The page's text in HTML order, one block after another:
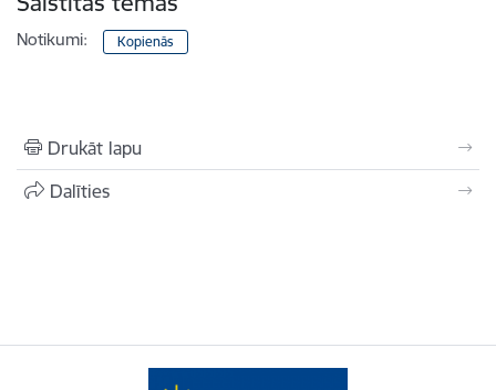
Notikumi: Kopienās
Drukāt lapu
Dalīties